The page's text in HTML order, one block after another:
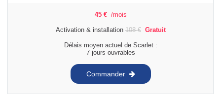
45 € /mois
Activation & installation108€ Gratuit
Délais moyen actuel de Scarlet :
7 jours ouvrables
Commander